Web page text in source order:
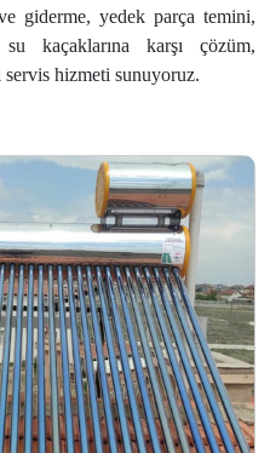
giderme, yedek parça temini,
kaçaklarına karşı çözüm,
servis hizmeti sunuyoruz.